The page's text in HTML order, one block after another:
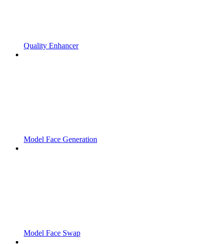
Quality Enhancer
Model Face Generation
Model Face Swap